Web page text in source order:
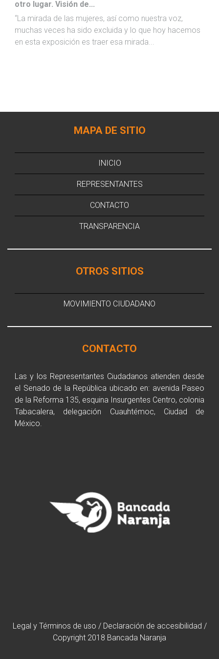
otro lugar. Visión de...
“La mirada de las mujeres, así como nuestra voz,
muchas veces ha sido excluida y lo que hoy hacemos
en esta exposición es traer esa mirada...
MAPA DE SITIO
INICIO
REPRESENTANTES
CONTACTO
TRANSPARENCIA
OTROS SITIOS
MOVIMIENTO CIUDADANO
CONTACTO
Las y los Representantes Ciudadanos atienden desde
el Senado de la República ubicado en: avenida Paseo
de la Reforma 135, esquina Insurgentes Centro, colonia
Tabacalera, delegación Cuauhtémoc, Ciudad de
México.
Legal y Términos de uso / Declaración de accesibilidad /
Copyright 2018 Bancada Naranja